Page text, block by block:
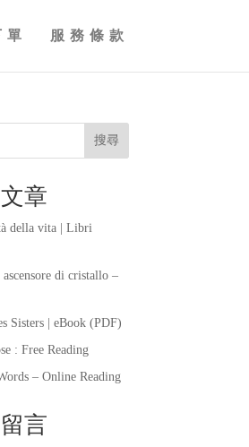
單 服務條款
搜尋
章
della vita | Libri
di cristallo –
Sisters | eBook (PDF)
: Free Reading
– Online Reading
言